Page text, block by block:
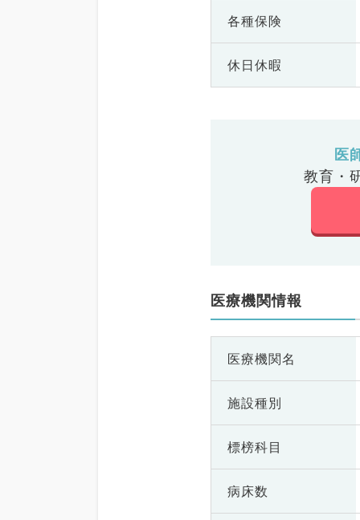
各種保険
休日休暇
医
教育・
医療機関情報
医療機関名
施設種別
標榜科目
病床数